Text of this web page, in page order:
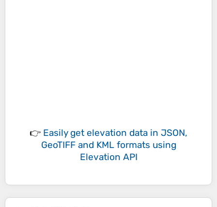
👉 Easily get elevation data in JSON,
GeoTIFF and KML formats using
Elevation API